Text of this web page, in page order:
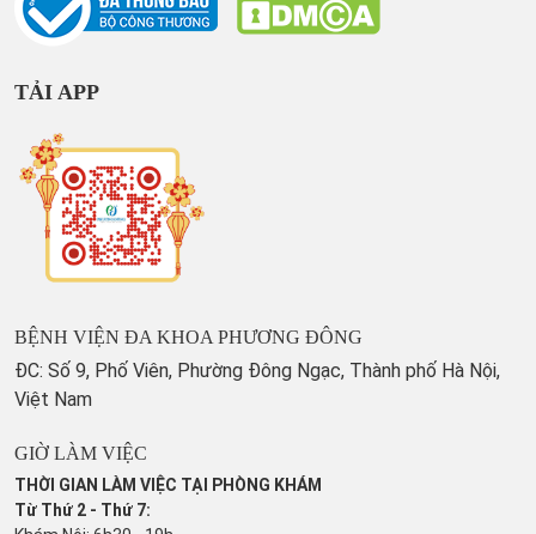
TẢI APP
BỆNH VIỆN ĐA KHOA PHƯƠNG ĐÔNG
ĐC: Số 9, Phố Viên, Phường Đông Ngạc, Thành phố Hà Nội,
Việt Nam
GIỜ LÀM VIỆC
THỜI GIAN LÀM VIỆC TẠI PHÒNG KHÁM
Từ Thứ 2 - Thứ 7: